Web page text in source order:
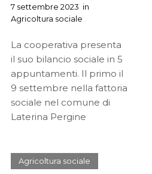
7 settembre 2023 in
Agricoltura sociale
La cooperativa presenta
il suo bilancio sociale in 5
appuntamenti. Il primo il
9 settembre nella fattoria
sociale nel comune di
Laterina Pergine
Agricoltura sociale